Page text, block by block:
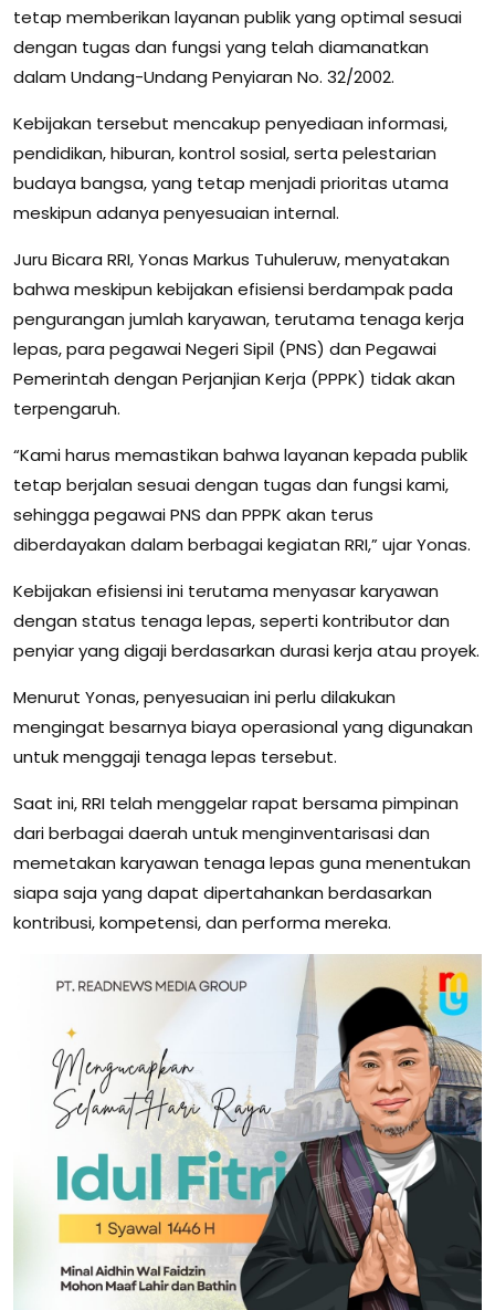
tetap memberikan layanan publik yang optimal sesuai
dengan tugas dan fungsi yang telah diamanatkan
dalam Undang-Undang Penyiaran No. 32/2002.
Kebijakan tersebut mencakup penyediaan informasi,
pendidikan, hiburan, kontrol sosial, serta pelestarian
budaya bangsa, yang tetap menjadi prioritas utama
meskipun adanya penyesuaian internal.
Juru Bicara RRI, Yonas Markus Tuhuleruw, menyatakan
bahwa meskipun kebijakan efisiensi berdampak pada
pengurangan jumlah karyawan, terutama tenaga kerja
lepas, para pegawai Negeri Sipil (PNS) dan Pegawai
Pemerintah dengan Perjanjian Kerja (PPPK) tidak akan
terpengaruh.
“Kami harus memastikan bahwa layanan kepada publik
tetap berjalan sesuai dengan tugas dan fungsi kami,
sehingga pegawai PNS dan PPPK akan terus
diberdayakan dalam berbagai kegiatan RRI,” ujar Yonas.
Kebijakan efisiensi ini terutama menyasar karyawan
dengan status tenaga lepas, seperti kontributor dan
penyiar yang digaji berdasarkan durasi kerja atau proyek.
Menurut Yonas, penyesuaian ini perlu dilakukan
mengingat besarnya biaya operasional yang digunakan
untuk menggaji tenaga lepas tersebut.
Saat ini, RRI telah menggelar rapat bersama pimpinan
dari berbagai daerah untuk menginventarisasi dan
memetakan karyawan tenaga lepas guna menentukan
siapa saja yang dapat dipertahankan berdasarkan
kontribusi, kompetensi, dan performa mereka.